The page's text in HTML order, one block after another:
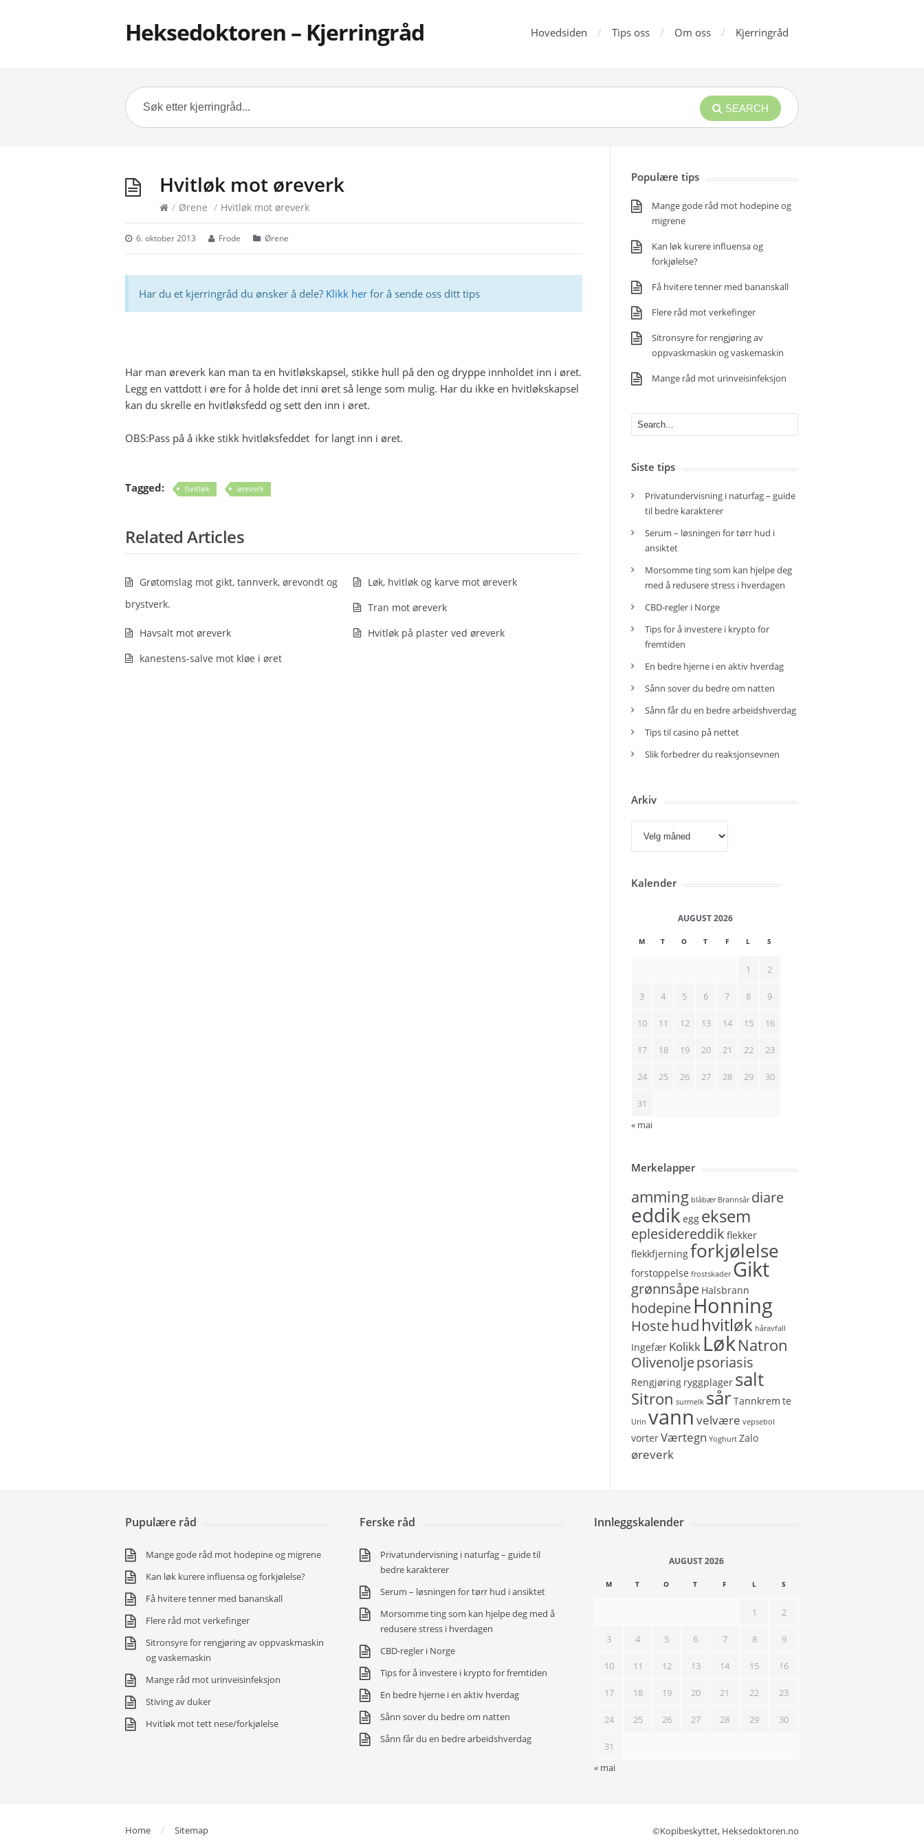
Heksedoktoren – Kjerringråd Hovedsiden Tips oss Om oss Kjerringråd
SEARCH
Hvitløk mot øreverk
/ Ørene / Hvitløk mot øreverk
6. oktober 2013 Frode Ørene
Har du et kjerringråd du ønsker å dele? Klikk her for å sende oss ditt tips
Har man øreverk kan man ta en hvitløkskapsel, stikke hull på den og dryppe innholdet inn i øret.
Legg en vattdott i øre for å holde det inni øret så lenge som mulig. Har du ikke en hvitløkskapsel
kan du skrelle en hvitløksfedd og sett den inn i øret.
OBS:Pass på å ikke stikk hvitløksfeddet for langt inn i øret.
Tagged: hvitløk øreverk
Related Articles
Grøtomslag mot gikt, tannverk, ørevondt og
brystverk.
Løk, hvitløk og karve mot øreverk
Tran mot øreverk
Havsalt mot øreverk
Hvitløk på plaster ved øreverk
kanestens-salve mot kløe i øret
Populære tips
Mange gode råd mot hodepine og
migrene
Kan løk kurere influensa og
forkjølelse?
Få hvitere tenner med bananskall
Flere råd mot verkefinger
Sitronsyre for rengjøring av
oppvaskmaskin og vaskemaskin
Mange råd mot urinveisinfeksjon
Siste tips
Privatundervisning i naturfag – guide
til bedre karakterer
Serum – løsningen for tørr hud i
ansiktet
Morsomme ting som kan hjelpe deg
med å redusere stress i hverdagen
CBD-regler i Norge
Tips for å investere i krypto for
fremtiden
En bedre hjerne i en aktiv hverdag
Sånn sover du bedre om natten
Sånn får du en bedre arbeidshverdag
Tips til casino på nettet
Slik forbedrer du reaksjonsevnen
Arkiv
Kalender
AUGUST 2026
M T O T F L S
1 2
3 4 5 6 7 8 9
10 11 12 13 14 15 16
17 18 19 20 21 22 23
24 25 26 27 28 29 30
31
« mai
Merkelapper
amming blåbær Brannsår diare
eddik egg eksem
eplesidereddik flekker
flekkfjerningforkjølelse
forstoppelse frostskader Gikt
grønnsåpe Halsbrann
hodepine Honning
Hoste hud hvitløk håravfall
Ingefær Kolikk LøkNatron
Olivenoljepsoriasis
Rengjøring ryggplager salt
Sitron surmelk sårTannkrem te
Urin vann velvære vepsebol
vorterVærtegn Yoghurt Zalo
øreverk
Pupulære råd
Mange gode råd mot hodepine og migrene
Kan løk kurere influensa og forkjølelse?
Få hvitere tenner med bananskall
Flere råd mot verkefinger
Sitronsyre for rengjøring av oppvaskmaskin
og vaskemaskin
Mange råd mot urinveisinfeksjon
Stiving av duker
Hvitløk mot tett nese/forkjølelse
Ferske råd
Privatundervisning i naturfag – guide til
bedre karakterer
Serum – løsningen for tørr hud i ansiktet
Morsomme ting som kan hjelpe deg med å
redusere stress i hverdagen
CBD-regler i Norge
Tips for å investere i krypto for fremtiden
En bedre hjerne i en aktiv hverdag
Sånn sover du bedre om natten
Sånn får du en bedre arbeidshverdag
Innleggskalender
AUGUST 2026
M T O T F L S
1 2
3 4 5 6 7 8 9
10 11 12 13 14 15 16
17 18 19 20 21 22 23
24 25 26 27 28 29 30
31
« mai
Home Sitemap ©Kopibeskyttet, Heksedoktoren.no